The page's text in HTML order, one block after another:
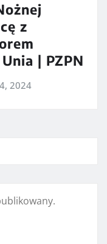
z
| PZPN
2024